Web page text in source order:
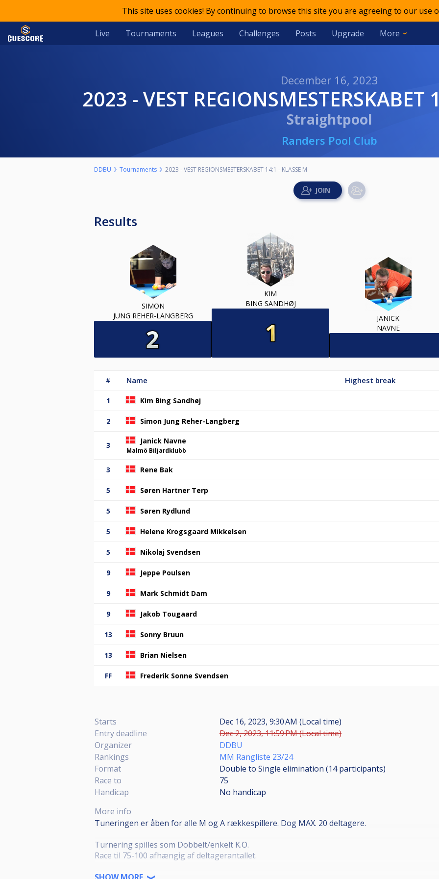
This site uses cookies! By continuing to browse this site you are agreeing to our use
Live Tournaments Leagues Challenges Posts Upgrade More
December 16, 2023
2023 - VEST
Straightpool
Randers Pool Club
DDBU Tournaments 2023 - VEST REGIONSMESTERSKABET 14:1 - KLASSE M
Results
SIMON
JUNG REHER-LANGBERG
KIM
BING SANDHØJ
JANICK
NAVNE
# Name Highest break
1 Kim Bing Sandhøj
2 Simon Jung Reher-Langberg
3 Janick Navne
Malmö Biljardklubb
3 Rene Bak
5 Søren Hartner Terp
5 Søren Rydlund
5 Helene Krogsgaard Mikkelsen
5 Nikolaj Svendsen
9 Jeppe Poulsen
9 Mark Schmidt Dam
9 Jakob Tougaard
13 Sonny Bruun
13 Brian Nielsen
FF Frederik Sonne Svendsen
Starts
Dec 16, 2023, 9:30 AM (Local time)
Entry deadline
Dec 2, 2023, 11:59 PM (Local time)
Organizer
DDBU
Rankings
MM Rangliste 23/24
Format
Double to Single elimination (14participants)
Race to
75
Handicap
No handicap
More info
Tuneringen er åben for alle M og A rækkespillere. Dog MAX. 20 deltagere.
Turnering spilles som Dobbelt/enkelt K.O.
Race til 75-100 afhængig af deltagerantallet.
Det kræver en aktiv licens i en dansk klub for at deltage.
SHOW MORE